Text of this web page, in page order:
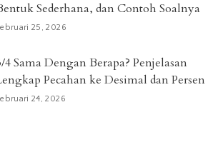
Sederhana, dan Contoh Soalnya
25, 2026
4 Sama Dengan Berapa? Penjelasan
Pecahan ke Desimal dan Persen
24, 2026